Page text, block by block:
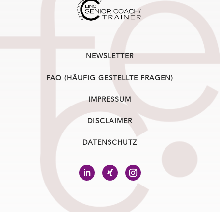
NEWSLETTER
FAQ (HÄUFIG GESTELLTE FRAGEN)
IMPRESSUM
DISCLAIMER
DATENSCHUTZ